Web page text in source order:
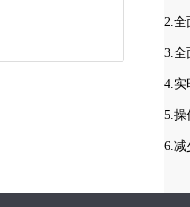
2.全
3.全
4.实
5.操
6.减